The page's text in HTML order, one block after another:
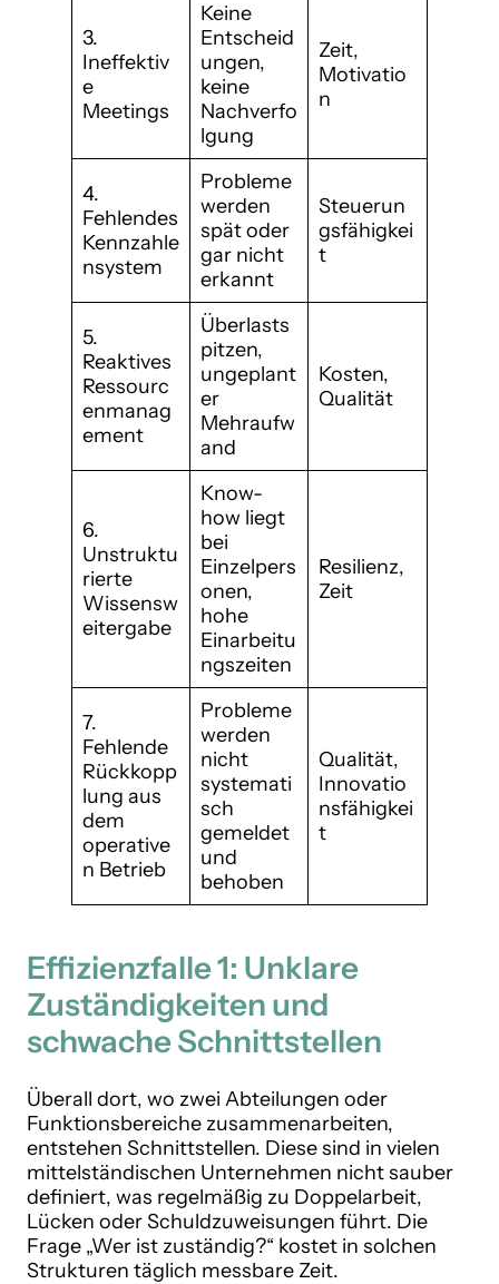
3.
Ineffektiv
e
Meetings
Keine
Entscheid
ungen,
keine
Nachverfo
lgung
Zeit,
Motivatio
n
4.
Fehlendes
Kennzahle
nsystem
Probleme
werden
spät oder
gar nicht
erkannt
Steuerun
gsfähigkei
t
5.
Reaktives
Ressourc
enmanag
ement
Überlasts
pitzen,
ungeplant
er
Mehraufw
and
Kosten,
Qualität
6.
Unstruktu
rierte
Wissensw
eitergabe
Know-
how liegt
bei
Einzelpers
onen,
hohe
Einarbeitu
ngszeiten
Resilienz,
Zeit
7.
Fehlende
Rückkopp
lung aus
dem
operative
n Betrieb
Probleme
werden
nicht
systemati
sch
gemeldet
und
behoben
Qualität,
Innovatio
nsfähigkei
t
Effizienzfalle 1: Unklare
Zuständigkeiten und
schwache Schnittstellen
Überall dort, wo zwei Abteilungen oder
Funktionsbereiche zusammenarbeiten,
entstehen Schnittstellen. Diese sind in vielen
mittelständischen Unternehmen nicht sauber
definiert, was regelmäßig zu Doppelarbeit,
Lücken oder Schuldzuweisungen führt. Die
Frage „Wer ist zuständig?“ kostet in solchen
Strukturen täglich messbare Zeit.